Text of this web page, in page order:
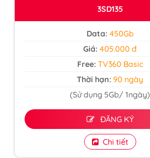
3SD135
Data: 450Gb
Giá: 405.000 đ
Free: TV360 Basic
Thời hạn: 90 ngày
(Sử dụng 5Gb/ 1ngày)
ĐĂNG KÝ
Chi tiết